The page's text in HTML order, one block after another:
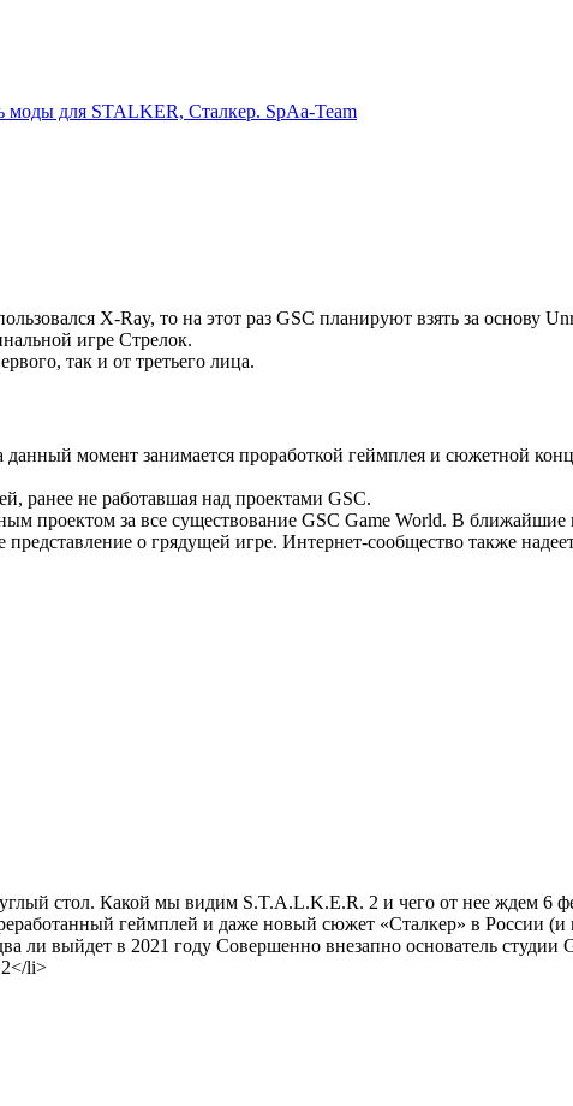
моды для STALKER, Сталкер. SpAa-Team
X-Ray, то на этот раз GSC планируют взять за основу
игре Стрелок.
так и от третьего лица.
данный момент занимается проработкой геймплея и сюжетной
ранее не работавшая над проектами GSC.
проектом за все существование GSC Game World. В
о грядущей игре. Интернет-сообщество также
стол. Какой мы видим S.T.A.L.K.E.R. 2 и чего от нее ждем 6
геймплей и даже новый сюжет «Сталкер» в России (и
ли выйдет в 2021 году Совершенно внезапно основатель студии
</li>